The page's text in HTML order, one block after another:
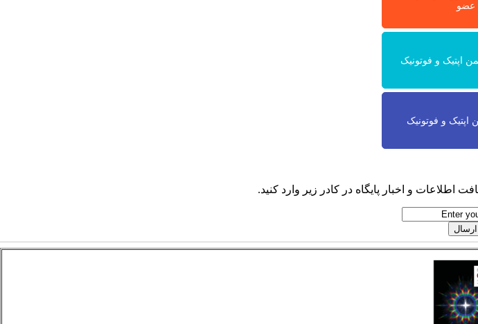
عضو
اپتیک و فوتونیک
اپتیک و فوتونیک
اطلاعات و اخبار پایگاه در کادر زیر وارد کنید.